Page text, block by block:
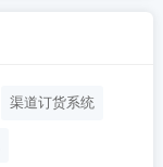
渠道订货系统